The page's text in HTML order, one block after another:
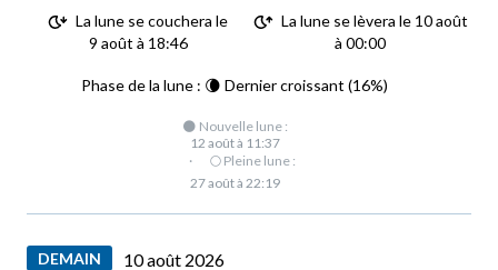
La lune se couchera le
9 août à 18:46
La lune se lèvera le 10 août
à 00:00
Phase de la lune : 🌘 Dernier croissant (16%)
🌑 Nouvelle lune :
12 août à 11:37
·
🌕 Pleine lune :
27 août à 22:19
DEMAIN 10 août 2026